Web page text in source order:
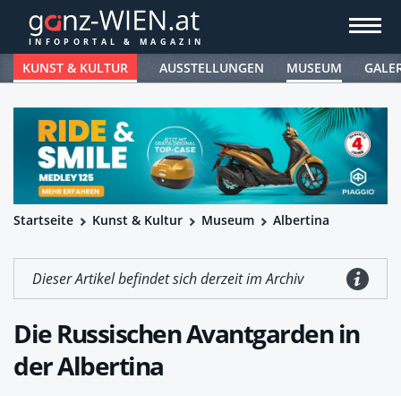
KUNST & KULTUR AUSSTELLUNGEN MUSEUM
Startseite Kunst & Kultur Museum Albertina
Dieser Artikel befindet sich derzeit im Archiv
Die Russischen Avantgarden in
der Albertina